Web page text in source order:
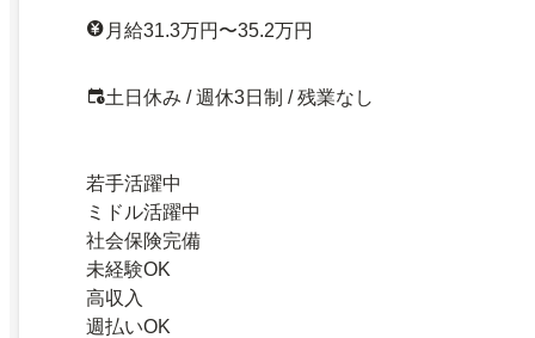
月給31.3万円〜35.2万円
土日休み / 週休3日制 / 残業なし
若手活躍中
ミドル活躍中
社会保険完備
未経験OK
高収入
週払いOK